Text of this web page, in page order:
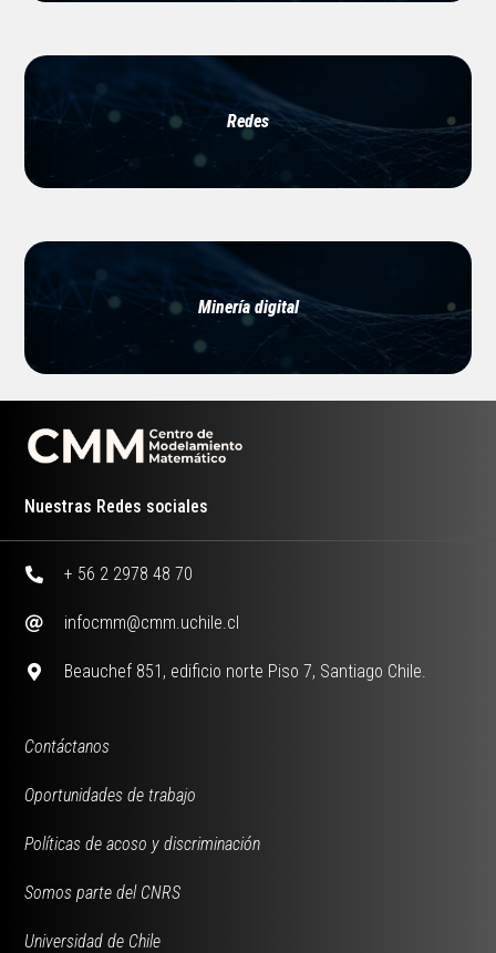
Redes
Minería digital
Nuestras Redes sociales
+ 56 2 2978 48 70
infocmm@cmm.uchile.cl
Beauchef 851, edificio norte Piso 7, Santiago Chile.
Contáctanos
Oportunidades de trabajo
Políticas de acoso y discriminación
Somos parte del CNRS
Universidad de Chile